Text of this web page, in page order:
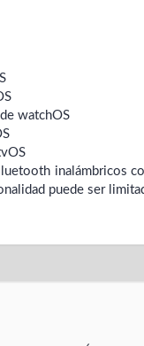
watchOS
inalámbricos
puede ser